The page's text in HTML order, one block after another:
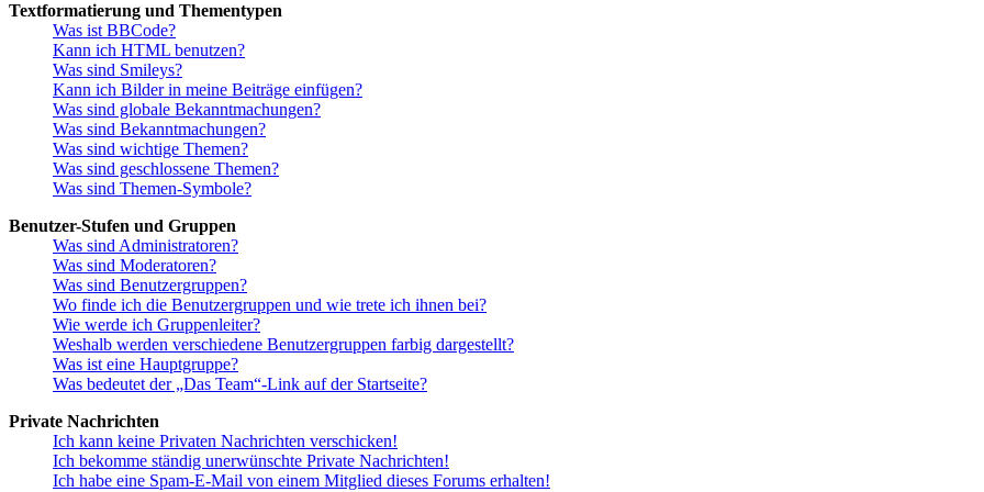
Textformatierung und Thementypen
Was ist BBCode?
Kann ich HTML benutzen?
Was sind Smileys?
Kann ich Bilder in meine Beiträge einfügen?
Was sind globale Bekanntmachungen?
Was sind Bekanntmachungen?
Was sind wichtige Themen?
Was sind geschlossene Themen?
Was sind Themen-Symbole?
Benutzer-Stufen und Gruppen
Was sind Administratoren?
Was sind Moderatoren?
Was sind Benutzergruppen?
Wo finde ich die Benutzergruppen und wie trete ich ihnen bei?
Wie werde ich Gruppenleiter?
Weshalb werden verschiedene Benutzergruppen farbig dargestellt?
Was ist eine Hauptgruppe?
Was bedeutet der „Das Team“-Link auf der Startseite?
Private Nachrichten
Ich kann keine Privaten Nachrichten verschicken!
Ich bekomme ständig unerwünschte Private Nachrichten!
Ich habe eine Spam-E-Mail von einem Mitglied dieses Forums erhalten!